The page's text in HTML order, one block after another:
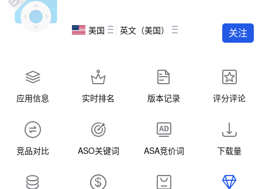
美国 英文（美国） 关注
应用信息 实时排名 版本记录 评分评论
竞品对比 ASO关键词 ASA竞价词 下载量